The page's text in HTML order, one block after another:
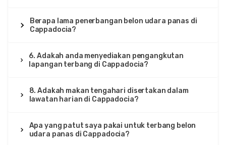
Berapa lama penerbangan belon udara panas di
Cappadocia?
6. Adakah anda menyediakan pengangkutan
lapangan terbang di Cappadocia?
8. Adakah makan tengahari disertakan dalam
lawatan harian di Cappadocia?
Apa yang patut saya pakai untuk terbang belon
udara panas di Cappadocia?